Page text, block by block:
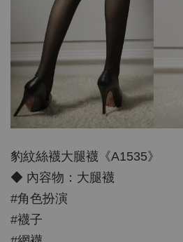
豹紋絲襪大腿襪《A1535》
◆ 內容物：大腿襪
#角色扮演
#襪子